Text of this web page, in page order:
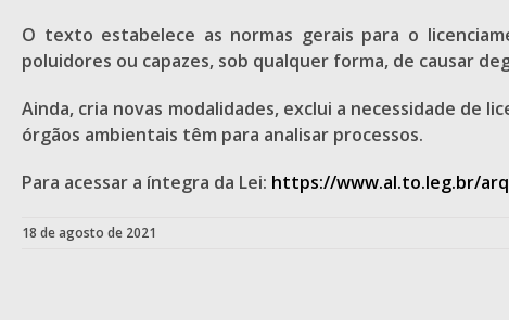
O texto estabelece as normas gerais para o
poluidores ou capazes, sob qualquer forma, de causar
Ainda, cria novas modalidades, exclui a necessidade de
órgãos ambientais têm para analisar processos.
Para acessar a íntegra da Lei: https://www.al.to.leg.br/
18 de agosto de 2021